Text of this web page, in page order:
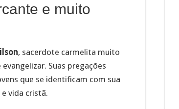
e muito
, sacerdote carmelita muito
Suas pregações
que se identificam com sua
vida cristã.